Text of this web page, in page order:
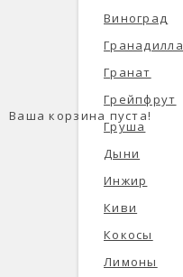
Ваша корзина пуста!
Виноград
Гранадилла
Гранат
Грейпфрут
Груша
Дыни
Инжир
Киви
Кокосы
Лимоны